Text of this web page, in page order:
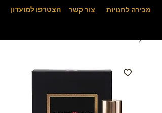
הצטרפו למועדון צור קשר מכירה לחנויות